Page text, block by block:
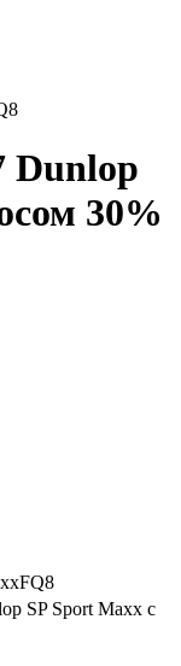
Dunlop
30%
SP Sport Maxx с